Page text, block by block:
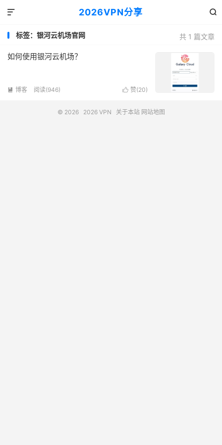
2026VPN分享 

共 1 篇文章
标签：银河云机场官网
如何使用银河云机场？
 赞(20)
 博客 阅读(946)
© 2026 2026 VPN 关于本站 网站地图